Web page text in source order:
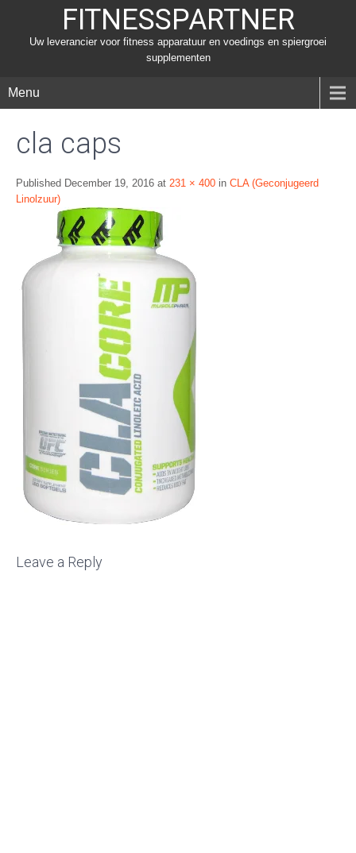
FITNESSPARTNER
Uw leverancier voor fitness apparatuur en voedings en spiergroei
supplementen
Menu
cla caps
Published December 19, 2016 at 231 × 400 in CLA (Geconjugeerd
Linolzuur)
Leave a Reply